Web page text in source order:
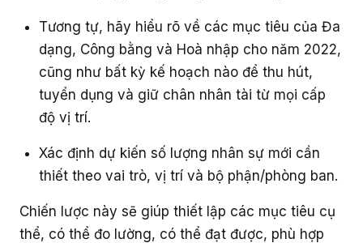
Tương tự, hãy hiểu rõ về các mục tiêu của Đa
dạng, Công bằng và Hoà nhập cho năm 2022,
cũng như bất kỳ kế hoạch nào để thu hút,
tuyển dụng và giữ chân nhân tài từ mọi cấp
độ vị trí.
Xác định dự kiến số lượng nhân sự mới cần
thiết theo vai trò, vị trí và bộ phận/phòng ban.
Chiến lược này sẽ giúp thiết lập các mục tiêu cụ
thể, có thể đo lường, có thể đạt được, phù hợp